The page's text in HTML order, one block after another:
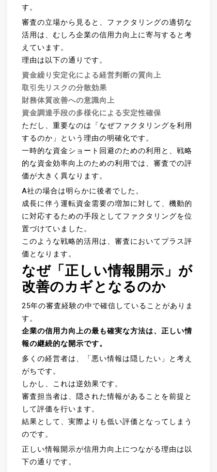
す。
審査の立場から見ると、ファクタリングの適切な
活用は、むしろ企業の信用力向上に寄与すると考
えています。
理由は以下の通りです。
資金繰り安定化による経営判断の質向上
取引先リスクの分散効果
財務体質改善への意識向上
資金調達手段の多様化による安定性確保
ただし、重要なのは「なぜファクタリングを利用
するのか」という理由の明確化です。
一時的な資金ショート回避のための利用と、戦略
的な資金効率向上のための利用では、審査での評
価が大きく異なります。
A社の場合は明らかに後者でした。
成長に伴う運転資金需要の増加に対して、機動的
に対応するための手段としてファクタリングを位
置づけていました。
このような戦略的活用は、審査においてプラス評
価となります。
なぜ「正しい情報開示」が
改善のカギとなるのか
25年の審査経験の中で確信していることがありま
す。
企業の信用力向上の最も確実な方法は、正しい情
報の継続的な開示です。
多くの経営者は、「悪い情報は隠したい」と考え
がちです。
しかし、これは逆効果です。
審査担当者は、隠された情報があることを前提と
して評価を行います。
結果として、実際よりも低い評価となってしまう
のです。
正しい情報開示が信用力向上につながる理由は以
下の通りです。